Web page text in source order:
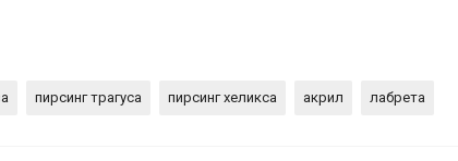
пирсинг трагуса пирсинг хеликса акрил лабрета